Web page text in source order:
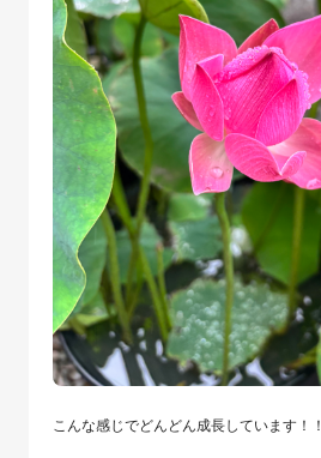
こんな感じでどんどん成長しています！！